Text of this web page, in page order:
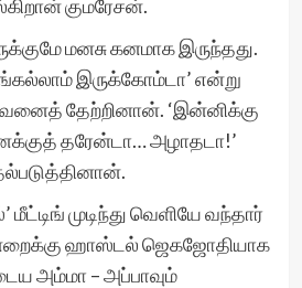
குமரேசன்.
மனசு கனமாக இருந்தது.
இருக்கோம்டா’ என்று
தேற்றினான். ‘இன்னிக்கு
தரேன்டா… அழாதடா!’
முடிந்து வெளியே வந்தார்
ஹாஸ்டல் ஜெகஜோதியாக
அம்மா – அப்பாவும்